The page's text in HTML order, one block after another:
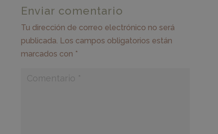
Enviar comentario
Tu dirección de correo electrónico no será
publicada. Los campos obligatorios están
marcados con *